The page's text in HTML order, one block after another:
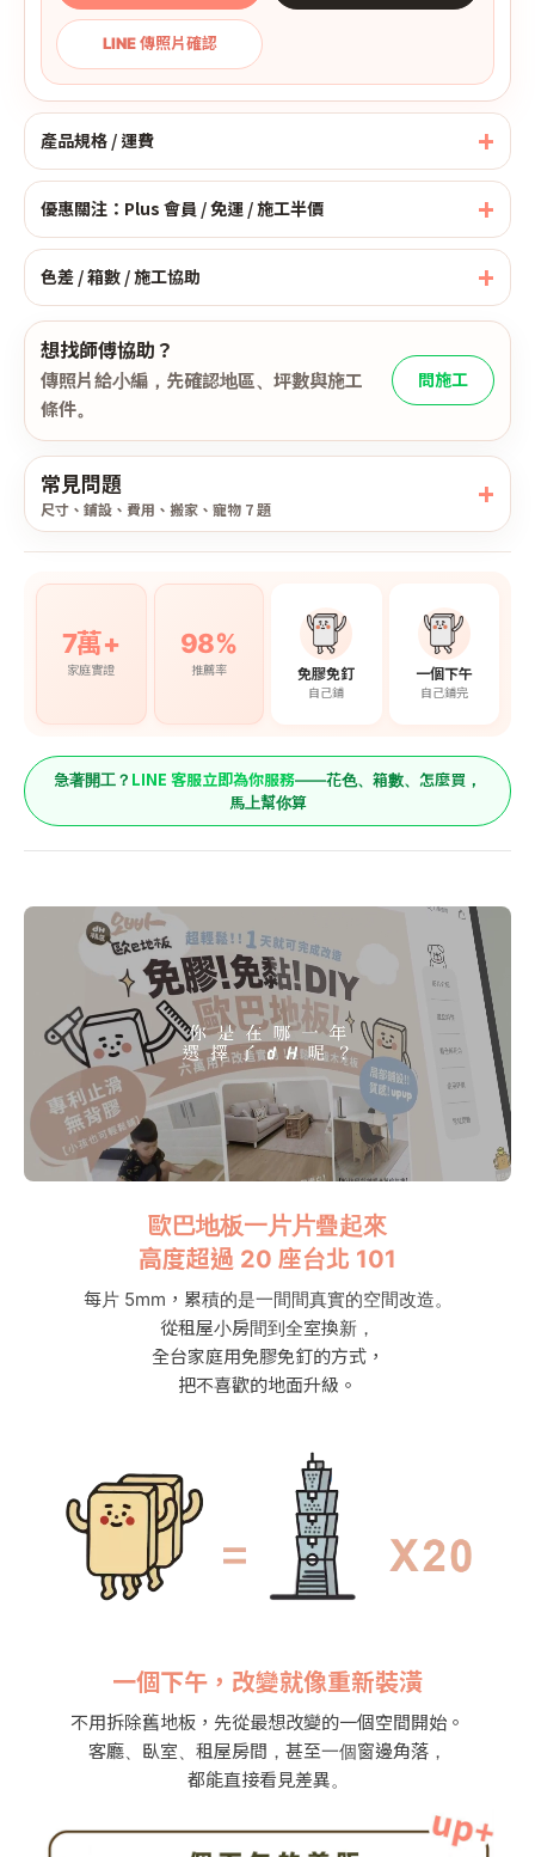
LINE 傳照片確認
產品規格 / 運費
優惠關注：Plus 會員 / 免運 / 施工半價
色差 / 箱數 / 施工協助
想找師傅協助？
傳照片給小編，先確認地區、坪數與施工
條件。
問施工
常見問題
尺寸、鋪設、費用、搬家、寵物 7 題
7萬+
家庭實證
98%
推薦率 免膠免釘
自己鋪
一個下午
自己鋪完
急著開工？ LINE 客服立即為你服務——花色、箱數、怎麼買，
馬上幫你算
歐巴地板一片片疊起來
高度超過 20 座台北 101
每片 5mm，累積的是一間間真實的空間改造。
從租屋小房間到全室換新，
全台家庭用免膠免釘的方式，
把不喜歡的地面升級。
一個下午，改變就像重新裝潢
不用拆除舊地板，先從最想改變的一個空間開始。
客廳、臥室、租屋房間，甚至一個窗邊角落，
都能直接看見差異。